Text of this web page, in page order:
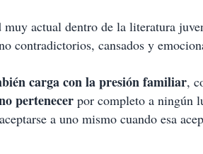
actual dentro de la literatura
contradictorios, cansados y
carga con la presión familiar,
pertenecer por completo a ningún
a uno mismo cuando esa